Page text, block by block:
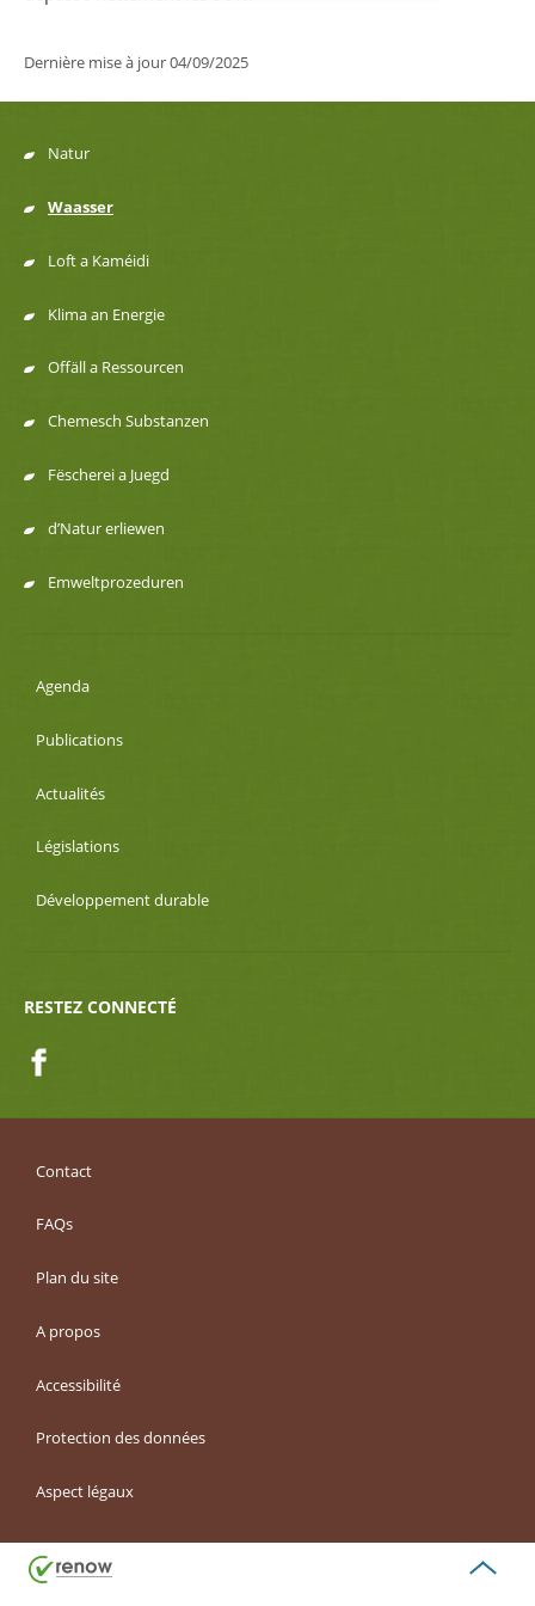
Dernière mise à jour04/09/2025
Menu
de
navigation
Natur
Waasser
Loft a Kaméidi
Klima an Energie
Offäll a Ressourcen
Chemesch Substanzen
Fëscherei a Juegd
d’Natur erliewen
Emweltprozeduren
Agenda
Publications
Actualités
Législations
Développement durable
RESTEZ CONNECTÉ
Contact
FAQs
Plan du site
A propos
Accessibilité
Protection des données
Aspect légaux
de